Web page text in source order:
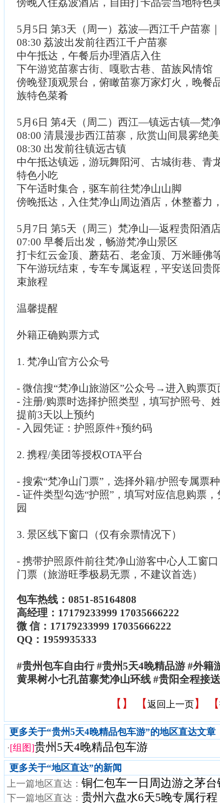
5月5日 第3天（周一）荔波—西江千户苗寨
08:30 荔波出发前往西江千户苗寨
中午抵达，午餐后办理酒店入住
下午游览苗寨古街、嘎歌古巷、苗族风情馆
傍晚登顶观景台，俯瞰苗寨万家灯火，晚餐
族特色菜肴
5月6日 第4天（周二）西江—镇远古镇—梵
08:00 清晨漫步西江苗寨，欣赏山间晨雾绝
08:30 出发前往镇远古镇
中午抵达镇远，游玩舞阳河、古城街巷、青
特色小吃
下午适时集合，驱车前往梵净山山脚
傍晚抵达，入住梵净山周边酒店，休整蓄力
5月7日 第5天（周三）梵净山—返程贵阳酒
07:00 早餐后出发，畅游梵净山景区
打卡红云金顶、蘑菇石、老金顶、万米睡佛
下午游玩结束，专车专属返程，平安送回贵
束旅程
温馨提醒
外籍正确购票方式
1. 梵净山官方公众号
- 微信搜“梵净山旅游区”公众号→进入购票页
- 注册/购票时选择护照类型，填写护照号、
提前3天以上预约
- 入园凭证：护照原件+预约码
2. 携程/美团等授权OTA平台
- 搜索“梵净山门票”，选择外籍/护照专属票种
- 证件类型勾选“护照”，填写对应信息购票
园
3. 景区线下窗口（仅有余票情况下）
- 携带护照原件前往梵净山游客中心人工窗
门票（旅游旺季极易无票，不建议首选）
包车热线：0851-85164808
高经理：17179233999 17035666222
微 信：17179233999 17035666222
QQ：1959935333
#贵州包车自由行 #贵州5天4晚精品游 #外籍
黄果树小七孔苗寨梵净山环线 #贵阳全程接
【 】 【返回上一页】 【
更多关于“贵州5天4晚精品包车游”的地区直达文章
·[组图]贵州5天4晚精品包车游
更多关于“地区直达”的新闻
上一篇地区直达： 铜仁包车一日周边游之茅台
下一篇地区直达： 贵州六盘水6天5晚专属行程